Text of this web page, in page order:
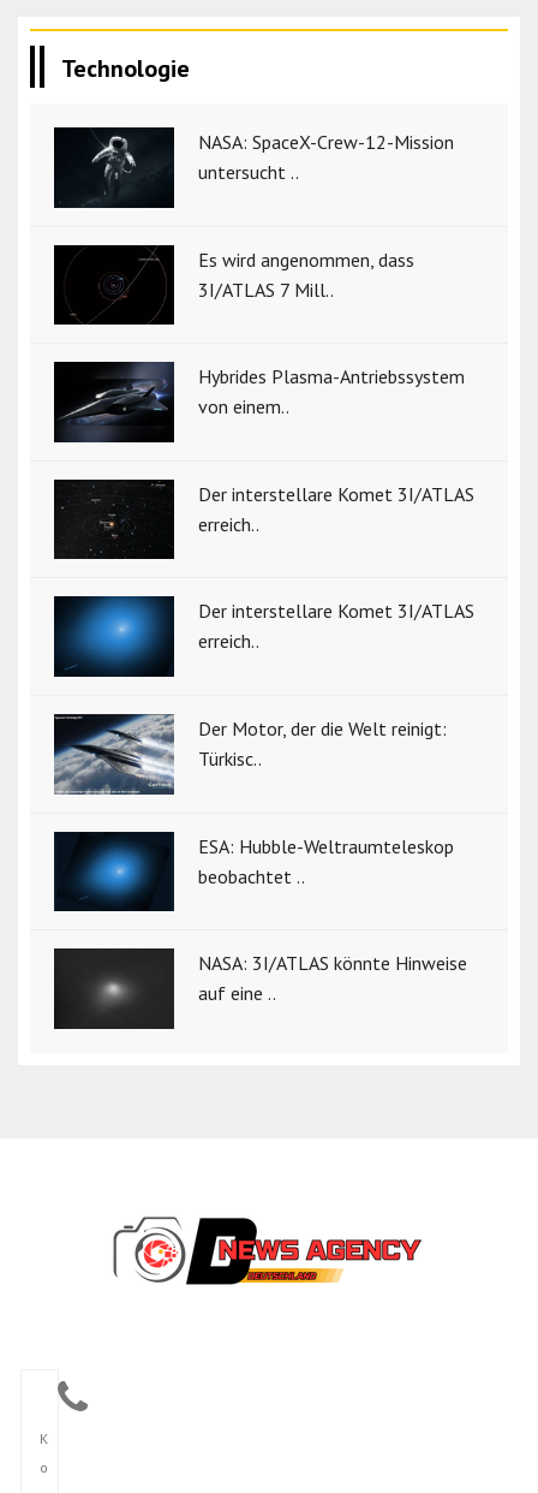
Technologie
NASA: SpaceX-Crew-12-Mission
untersucht ..
Es wird angenommen, dass
3I/ATLAS 7 Mill..
Hybrides Plasma-Antriebssystem
von einem..
Der interstellare Komet 3I/ATLAS
erreich..
Der interstellare Komet 3I/ATLAS
erreich..
Der Motor, der die Welt reinigt:
Türkisc..
ESA: Hubble-Weltraumteleskop
beobachtet ..
NASA: 3I/ATLAS könnte Hinweise
auf eine ..
K
o